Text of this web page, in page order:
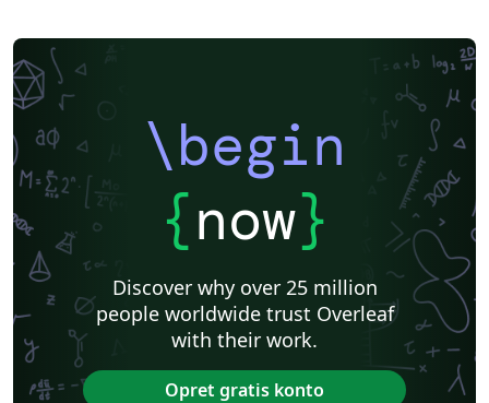
\begin
{now}
Discover why over 25 million
people worldwide trust Overleaf
with their work.
Opret gratis konto